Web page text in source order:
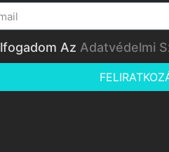
Az Adatvédelmi